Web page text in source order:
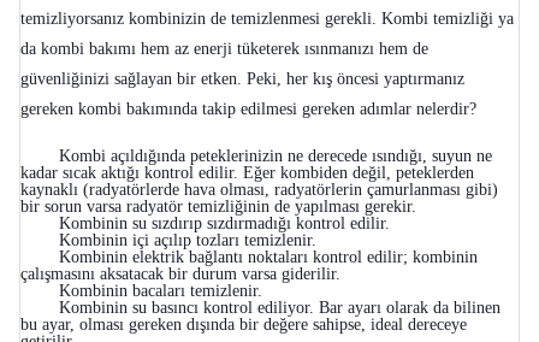
temizliyorsanız kombinizin de temizlenmesi gerekli. Kombi temizliği ya
da kombi bakımı hem az enerji tüketerek ısınmanızı hem de
güvenliğinizi sağlayan bir etken. Peki, her kış öncesi yaptırmanız
gereken kombi bakımında takip edilmesi gereken adımlar nelerdir?
Kombi açıldığında peteklerinizin ne derecede ısındığı, suyun ne
kadar sıcak aktığı kontrol edilir. Eğer kombiden değil, peteklerden
kaynaklı (radyatörlerde hava olması, radyatörlerin çamurlanması gibi)
bir sorun varsa radyatör temizliğinin de yapılması gerekir.
Kombinin su sızdırıp sızdırmadığı kontrol edilir.
Kombinin içi açılıp tozları temizlenir.
Kombinin elektrik bağlantı noktaları kontrol edilir; kombinin
çalışmasını aksatacak bir durum varsa giderilir.
Kombinin bacaları temizlenir.
Kombinin su basıncı kontrol ediliyor. Bar ayarı olarak da bilinen
bu ayar, olması gereken dışında bir değere sahipse, ideal dereceye